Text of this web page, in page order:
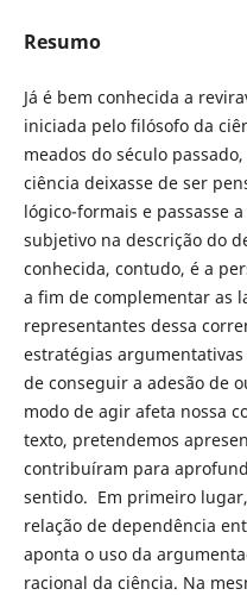
Resumo
Já é bem conhecida a
iniciada pelo filósofo da
meados do século
ciência deixasse de ser
lógico-formais e passasse
subjetivo na descrição do
conhecida, contudo, é a
a fim de complementar as
representantes dessa
estratégias
de conseguir a adesão de
modo de agir afeta nossa
texto, pretendemos
contribuíram para
sentido. Em primeiro
relação de dependência
aponta o uso da
racional da ciência. Na